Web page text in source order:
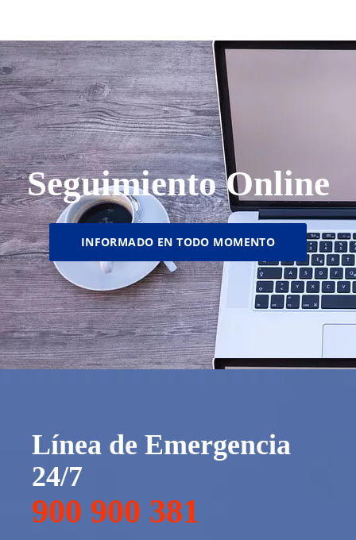
Seguimiento Online
INFORMADO EN TODO MOMENTO
Línea de Emergencia
24/7
900 900 381